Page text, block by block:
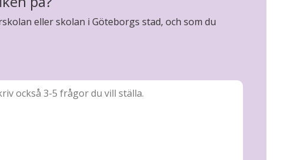
eller skolan i Göteborgs stad, och som du